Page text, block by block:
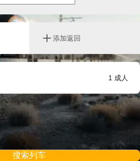
添加返回
1 成人
搜索列车